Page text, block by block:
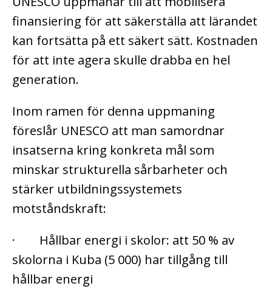
finansiering för att säkerställa att lärandet
kan fortsätta på ett säkert sätt. Kostnaden
för att inte agera skulle drabba en hel
generation.
Inom ramen för denna uppmaning
föreslår UNESCO att man samordnar
insatserna kring konkreta mål som
minskar strukturella sårbarheter och
stärker utbildningssystemets
motståndskraft:
· Hållbar energi i skolor: att 50 % av
skolorna i Kuba (5 000) har tillgång till
hållbar energi